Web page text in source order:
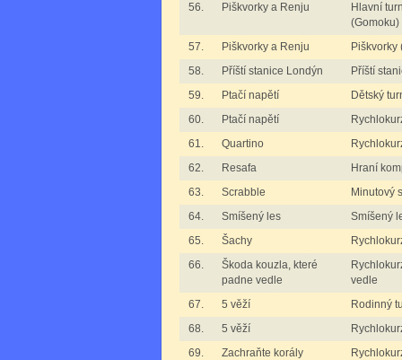
56.
Piškvorky a Renju
Hlavní
(Gomoku)
57.
Piškvorky a Renju
Piškvorky
58.
Příští stanice Londýn
Příští
59.
Ptačí napětí
Dětský
60.
Ptačí napětí
61.
Quartino
62.
Resafa
Hraní
63.
Scrabble
Minutový
64.
Smíšený les
Smíšený
65.
Šachy
66.
Škoda kouzla, které
padne vedle
vedle
67.
5 věží
Rodinný
68.
5 věží
69.
Zachraňte korály